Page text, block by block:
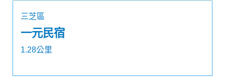
三芝區
一元民宿
1.28公里